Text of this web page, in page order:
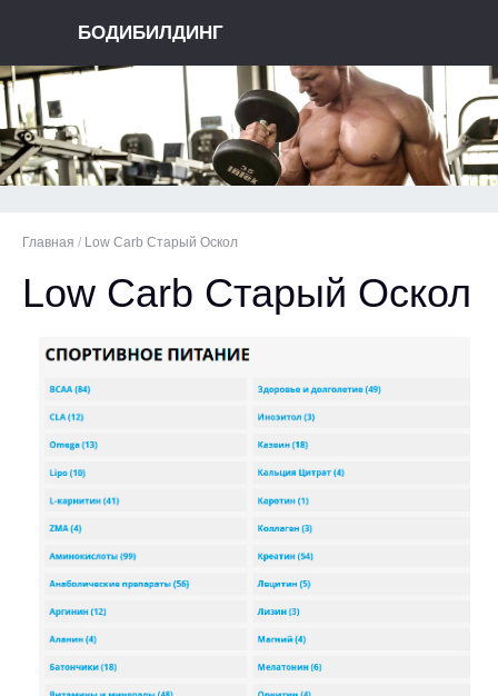
БОДИБИЛДИНГ
Главная / Low Carb Старый Оскол
Low Carb Старый Оскол